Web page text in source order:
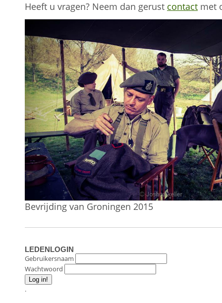
Heeft u vragen? Neem dan gerust contact met
Bevrijding van Groningen 2015
LEDENLOGIN
Gebruikersnaam
Wachtwoord
.